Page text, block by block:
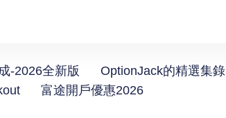
-2026全新版 OptionJack的精選集錄
富途開戶優惠2026